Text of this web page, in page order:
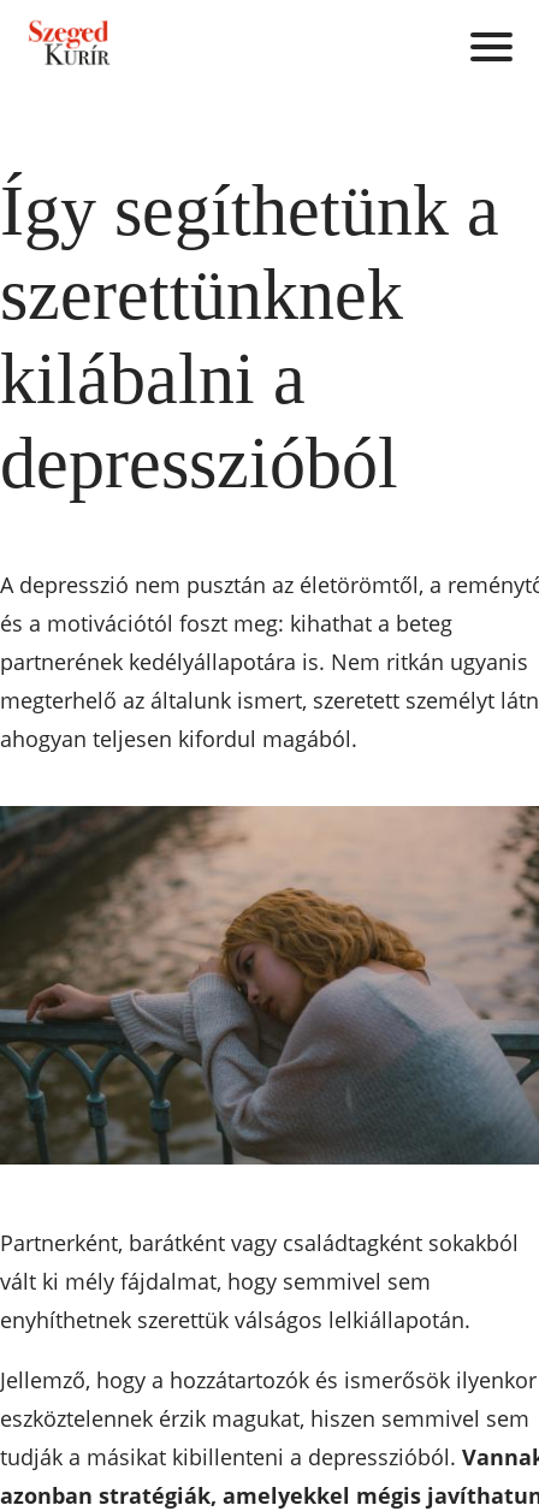
Így segíthetünk a
szerettünknek
kilábalni a
depresszióból
A depresszió nem pusztán az életörömtől, a
és a motivációtól foszt meg: kihathat a beteg
partnerének kedélyállapotára is. Nem ritkán ugyanis
megterhelő az általunk ismert, szeretett személyt
ahogyan teljesen kifordul magából.
Partnerként, barátként vagy családtagként sokakból
vált ki mély fájdalmat, hogy semmivel sem
enyhíthetnek szerettük válságos lelkiállapotán.
Jellemző, hogy a hozzátartozók és ismerősök ilyenkor
eszköztelennek érzik magukat, hiszen semmivel sem
tudják a másikat kibillenteni a depresszióból.
azonban stratégiák, amelyekkel mégis